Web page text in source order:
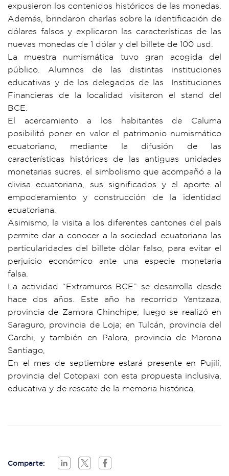
expusieron los contenidos históricos de las monedas.
Además, brindaron charlas sobre la identificación de
dólares falsos y explicaron las características de las
nuevas monedas de 1 dólar y del billete de 100 usd.
La muestra numismática tuvo gran acogida del
público. Alumnos de las distintas instituciones
educativas y de los delegados de las Instituciones
Financieras de la localidad visitaron el stand del
BCE.
El acercamiento a los habitantes de Caluma
posibilitó poner en valor el patrimonio numismático
ecuatoriano, mediante la difusión de las
características históricas de las antiguas unidades
monetarias sucres, el simbolismo que acompañó a la
divisa ecuatoriana, sus significados y el aporte al
empoderamiento y construcción de la identidad
ecuatoriana.
Asimismo, la visita a los diferentes cantones del país
permite dar a conocer a la sociedad ecuatoriana las
particularidades del billete dólar falso, para evitar el
perjuicio económico ante una especie monetaria
falsa.
La actividad “Extramuros BCE” se desarrolla desde
hace dos años. Este año ha recorrido Yantzaza,
provincia de Zamora Chinchipe; luego se realizó en
Saraguro, provincia de Loja; en Tulcán, provincia del
Carchi, y también en Palora, provincia de Morona
Santiago,
En el mes de septiembre estará presente en Pujilí,
provincia del Cotopaxi con esta propuesta inclusiva,
educativa y de rescate de la memoria histórica.
Comparte: